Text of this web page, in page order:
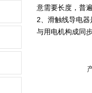
意需要长度，普
2、滑触线导电
与用电机构成同